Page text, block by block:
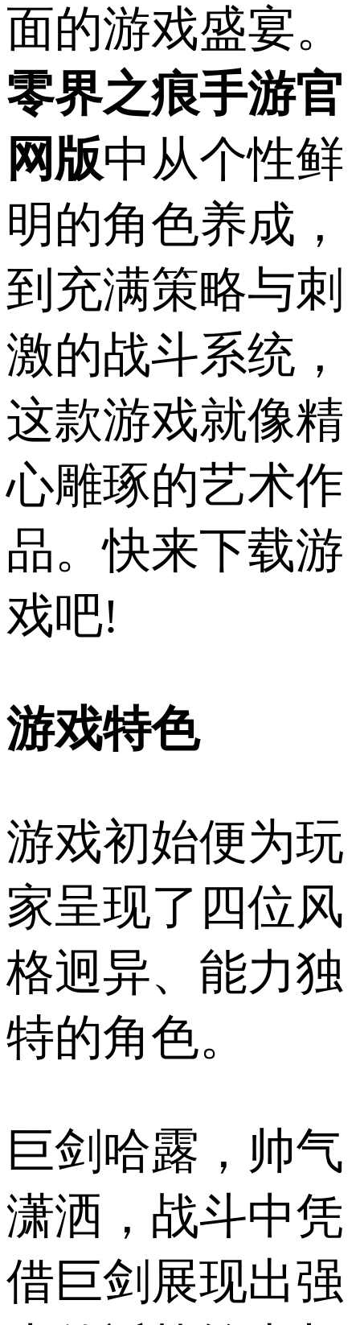
面的游戏盛宴。
零界之痕手游官
网版中从个性鲜
明的角色养成，
到充满策略与刺
激的战斗系统，
这款游戏就像精
心雕琢的艺术作
品。快来下载游
戏吧!
游戏特色
游戏初始便为玩
家呈现了四位风
格迥异、能力独
特的角色。
巨剑哈露，帅气
潇洒，战斗中凭
借巨剑展现出强